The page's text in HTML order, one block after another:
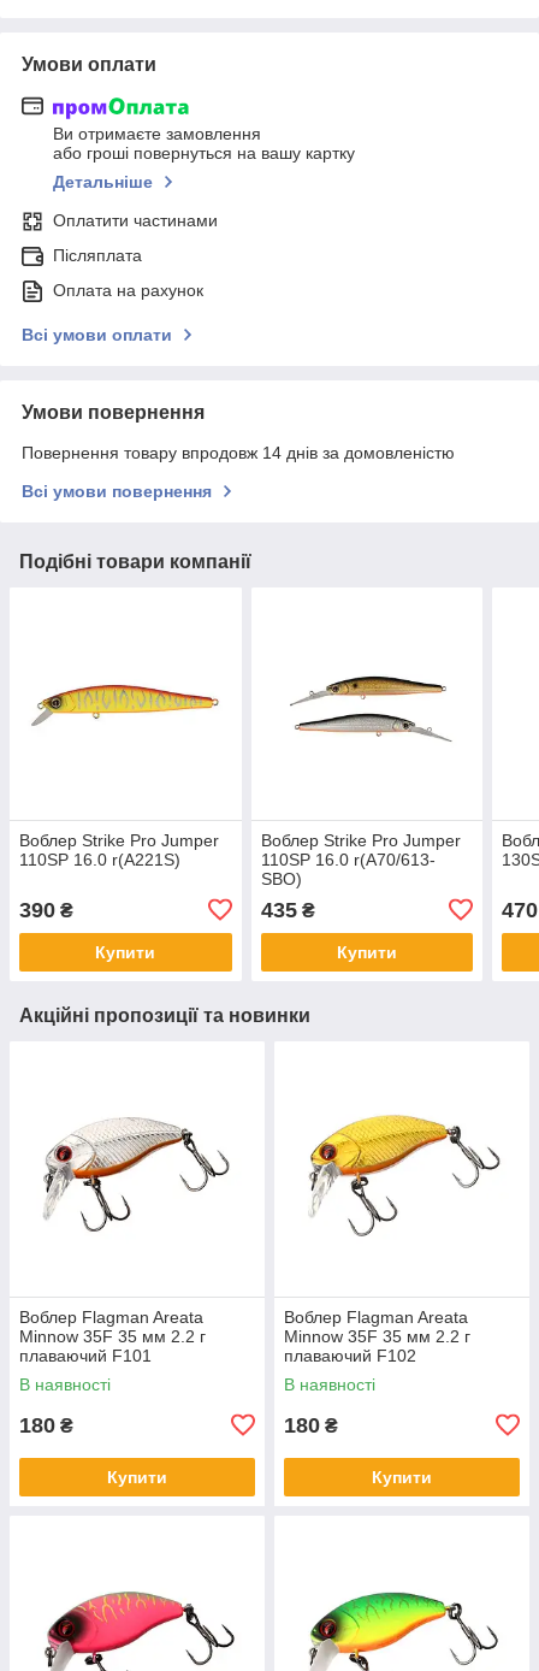
Умови оплати
Ви отримаєте замовлення
або гроші повернуться на вашу картку
Детальніше
Оплатити частинами
Післяплата
Оплата на рахунок
Всі умови оплати
Умови повернення
Повернення товару впродовж 14 днів за домовленістю
Всі умови повернення
Подібні товари компанії
Воблер Strike Pro Jumper
110SP 16.0 r(A221S)
390 ₴
Купити
Воблер Strike Pro Jumper
110SP 16.0 r(A70/613-
SBO)
435₴
Купити
470
Акційні пропозиції та новинки
Воблер Flagman Areata
Minnow 35F 35 мм 2.2 г
плаваючий F101
В наявності
180 ₴
Купити
Воблер Flagman Areata
Minnow 35F 35 мм 2.2 г
плаваючий F102
В наявності
180 ₴
Купити